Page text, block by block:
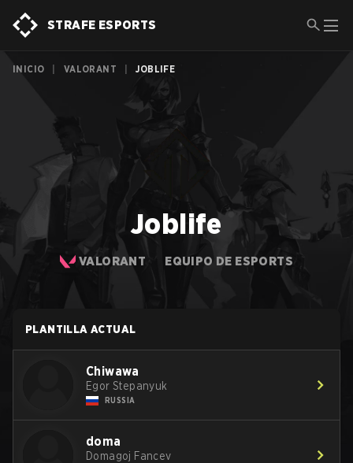
STRAFE ESPORTS
INICIO VALORANT JOBLIFE
Joblife
VALORANT EQUIPO DE ESPORTS
PLANTILLA ACTUAL
Chiwawa
Egor Stepanyuk
RUSSIA
doma
Domagoj Fancev